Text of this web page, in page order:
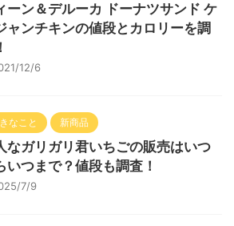
ーン＆デルーカ ドーナツサンド ケ
ャンチキンの値段とカロリーを調
12/6
なこと 新商品
なガリガリ君いちごの販売はいつ
いつまで？値段も調査！
7/9